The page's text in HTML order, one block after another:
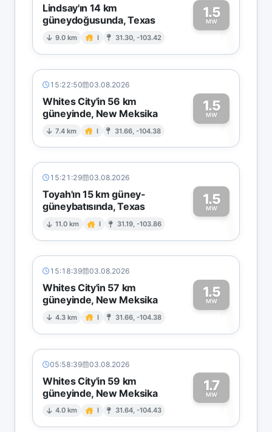
Lindsay'ın 14 km
güneydoğusunda, Texas
9.0 km I 31.30, -103.42
1.5
MW1
15:22:50 03.08.2026
Whites City'in 56 km
güneyinde, New Meksika
7.4 km I 31.66, -104.38
1.5
MW1
15:21:29 03.08.2026
Toyah'ın 15 km güney-
güneybatısında, Texas
11.0 km I 31.19, -103.86
1.5
MW1
15:18:39 03.08.2026
Whites City'in 57 km
güneyinde, New Meksika
4.3 km I 31.66, -104.38
1.5
MW1
05:58:39 03.08.2026
Whites City'in 59 km
güneyinde, New Meksika
4.0 km I 31.64, -104.43
1.7
MW1